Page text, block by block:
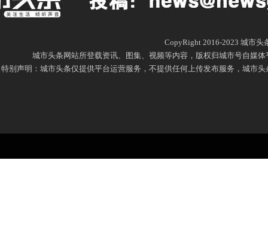
CopyRight 2016-2023 城市头
城市头条网站所登载资讯、图集、视频等内容，版权归城市号自媒
特别声明：城市头条仅提供平台运营服务，不提供任何上传发布服务，城市